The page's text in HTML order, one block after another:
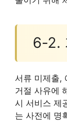
6-2.
서류 미제출,
거절 사유에
시 서비스 제
는 사전에 명